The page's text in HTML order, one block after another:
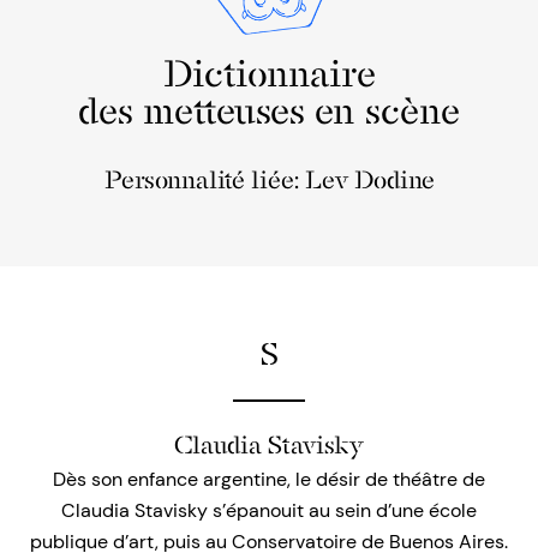
Dictionnaire
des metteuses en scène
Personnalité liée: Lev Dodine
S
Claudia Stavisky
Dès son enfance argentine, le désir de théâtre de
Claudia Stavisky s’épanouit au sein d’une école
publique d’art, puis au Conservatoire de Buenos Aires.